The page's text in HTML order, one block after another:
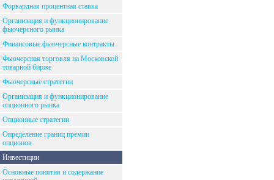
Форвардная процентная ставка
Организация и функционирование
фьючерсного рынка
Финансовые фьючерсные контракты
Фьючерсная торговля на Московской
товарной бирже
Фьючерсные стратегии
Организация и функционирование
опционного рынка
Опционные стратегии
Определение границ премии
опционов
Инвестиции
Основные понятия и содержание